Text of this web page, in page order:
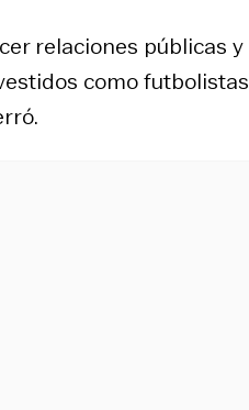
relaciones públicas
como